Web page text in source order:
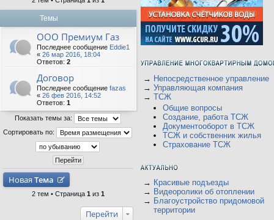
Темы
ООО Премиум Газ
Последнее сообщение Eddie1
« 26 мар 2016, 18:04
Ответов: 2
Договор
Последнее сообщение fazas
« 26 фев 2016, 14:52
Ответов: 1
Показать темы за:
Сортировать по:
Новая Тема
2 тем • Страница 1 из 1
Перейти
→ Непосредственное управление
→ Управляющая компания
→ ТСЖ
Общие вопросы
Создание, работа ТСЖ
Документооборот в ТСЖ
ТСЖ и собственник жилья
Страхование ТСЖ
→ Красивые подъезды
→ Видеоролики об отоплении
→ Благоустройство придомовой
территории